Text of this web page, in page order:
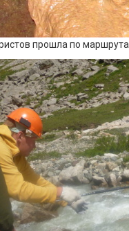
прошла по